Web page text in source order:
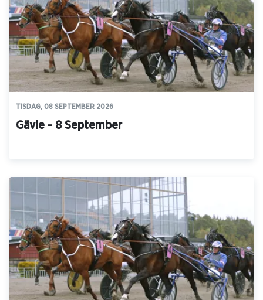
TISDAG, 08 SEPTEMBER 2026
Gävle - 8 September